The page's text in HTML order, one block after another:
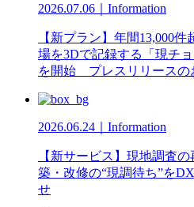
2026.07.06｜Information
【新プラン】年間13,000
場を3Dで記録する「現チ
を開始 プレスリリースの
2026.06.24｜Information
【新サービス】現地調査
築・改修の“現調待ち”を
せ